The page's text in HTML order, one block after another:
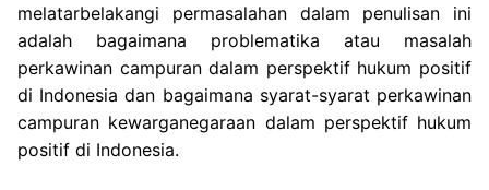
melatarbelakangi permasalahan dalam penulisan ini
adalah bagaimana problematika atau masalah
perkawinan campuran dalam perspektif hukum positif
di Indonesia dan bagaimana syarat-syarat perkawinan
campuran kewarganegaraan dalam perspektif hukum
positif di Indonesia.